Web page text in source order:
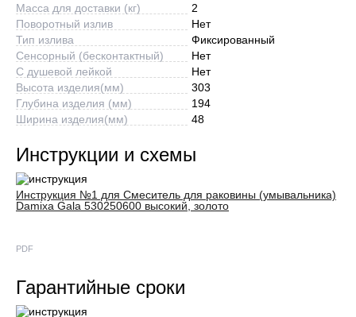
Масса для доставки (кг)
2
Поворотный излив
Нет
Тип излива
Фиксированный
Сенсорный (бесконтактный)
Нет
С душевой лейкой
Нет
Высота изделия(мм)
303
Глубина изделия (мм)
194
Ширина изделия(мм)
48
Инструкции и схемы
Инструкция №1 для Смеситель для раковины (умывальника)
Damixa Gala 530250600 высокий, золото
PDF
Гарантийные сроки